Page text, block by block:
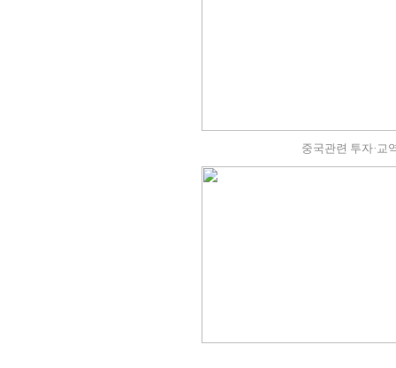
중국관련 투자·교